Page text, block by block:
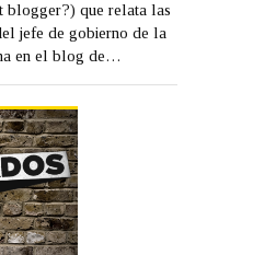
blogger?) que relata las
jefe de gobierno de la
en el blog de…